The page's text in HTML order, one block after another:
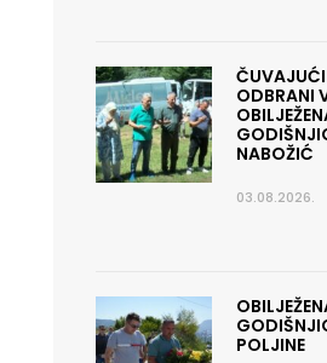
ODBRANI
NABOŽIĆ
03.08.2026.
POLJINE